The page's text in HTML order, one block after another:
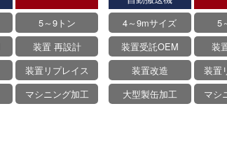
5～9トン
装置 再設計
装置リプレイス
マシニング加工
4～9mサイズ
5
装置受託OEM
装
装置改造
装置
大型製缶加工
マシ